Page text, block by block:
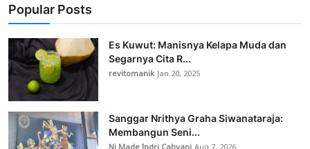
Popular Posts
Es Kuwut: Manisnya Kelapa Muda dan
Segarnya Cita R...
revitomanikJan 20, 2025
Sanggar Nrithya Graha Siwanataraja:
Membangun Seni...